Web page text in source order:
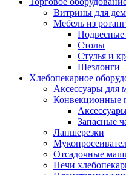
Витрины для
Мебель из
Подвесные
Столы
Стулья и
Шезлонги
Хлебопекарное
Аксессуары для
Конвекционные
Запасные
Лапшерезки
Отсадочные
Печи